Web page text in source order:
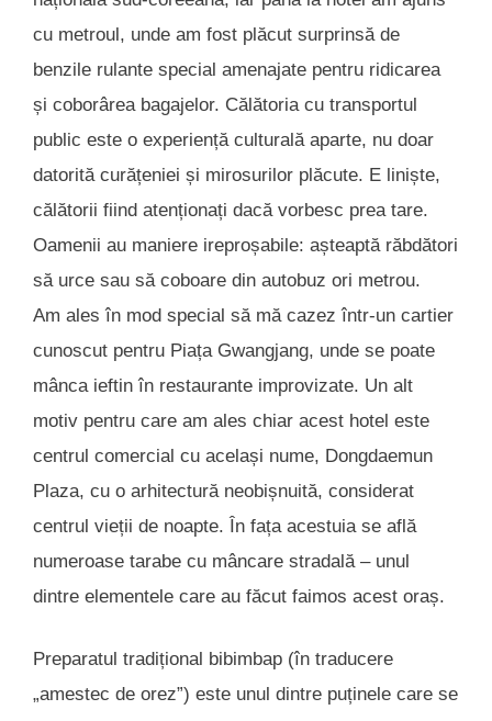
cu metroul, unde am fost plăcut surprinsă de
benzile rulante special amenajate pentru ridicarea
și coborârea bagajelor. Călătoria cu transportul
public este o experiență culturală aparte, nu doar
datorită curățeniei și mirosurilor plăcute. E liniște,
călătorii fiind atenționați dacă vorbesc prea tare.
Oamenii au maniere ireproșabile: așteaptă răbdători
să urce sau să coboare din autobuz ori metrou.
Am ales în mod special să mă cazez într-un cartier
cunoscut pentru Piața Gwangjang, unde se poate
mânca ieftin în restaurante improvizate. Un alt
motiv pentru care am ales chiar acest hotel este
centrul comercial cu același nume, Dongdaemun
Plaza, cu o arhitectură neobișnuită, considerat
centrul vieții de noapte. În fața acestuia se află
numeroase tarabe cu mâncare stradală – unul
dintre elementele care au făcut faimos acest oraș.
Preparatul tradițional bibimbap (în traducere
„amestec de orez”) este unul dintre puținele care se